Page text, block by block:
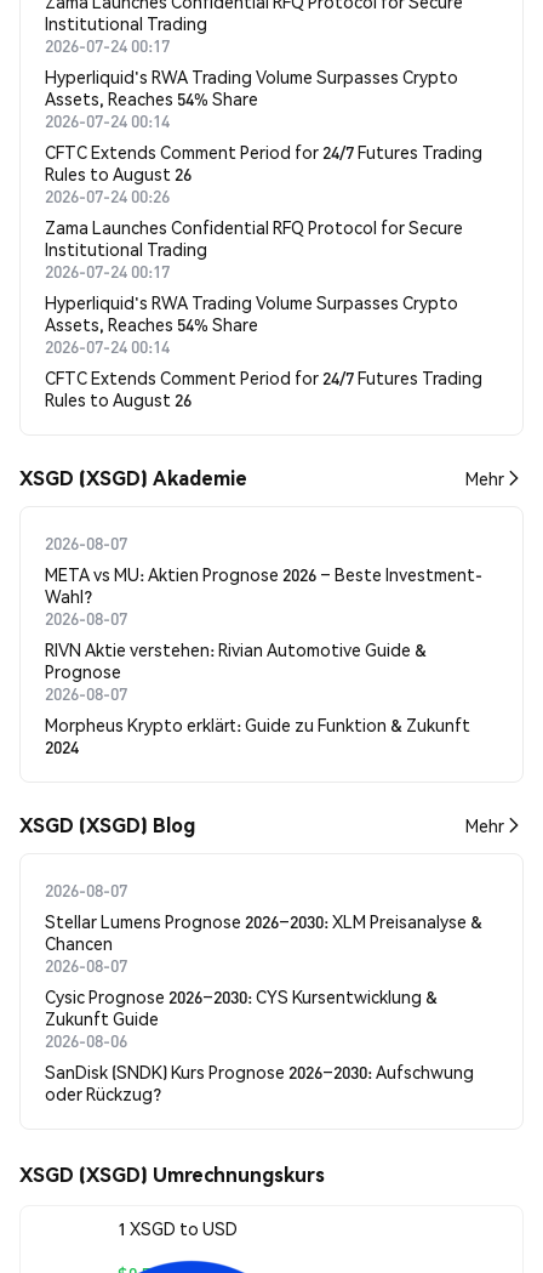
Institutional Trading
2026-07-24 00:17
Hyperliquid's RWA Trading Volume Surpasses Crypto
Assets, Reaches 54% Share
2026-07-24 00:14
CFTC Extends Comment Period for 24/7 Futures Trading
Rules to August 26
2026-07-24 00:26
Zama Launches Confidential RFQ Protocol for Secure
Institutional Trading
2026-07-24 00:17
Hyperliquid's RWA Trading Volume Surpasses Crypto
Assets, Reaches 54% Share
2026-07-24 00:14
CFTC Extends Comment Period for 24/7 Futures Trading
Rules to August 26
XSGD (XSGD) Akademie Mehr
2026-08-07
META vs MU: Aktien Prognose 2026 – Beste Investment-
Wahl?
2026-08-07
RIVN Aktie verstehen: Rivian Automotive Guide &
Prognose
2026-08-07
Morpheus Krypto erklärt: Guide zu Funktion & Zukunft
2024
XSGD (XSGD) Blog Mehr
2026-08-07
Stellar Lumens Prognose 2026–2030: XLM Preisanalyse &
Chancen
2026-08-07
Cysic Prognose 2026–2030: CYS Kursentwicklung &
Zukunft Guide
2026-08-06
SanDisk (SNDK) Kurs Prognose 2026–2030: Aufschwung
oder Rückzug?
XSGD (XSGD) Umrechnungskurs
1 XSGD to USD